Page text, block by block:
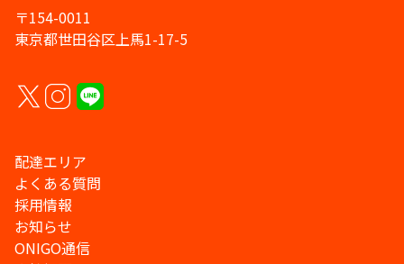
〒154-0011
東京都世田谷区上馬1-17-5
配達エリア
よくある質問
採用情報
お知らせ
ONIGO通信